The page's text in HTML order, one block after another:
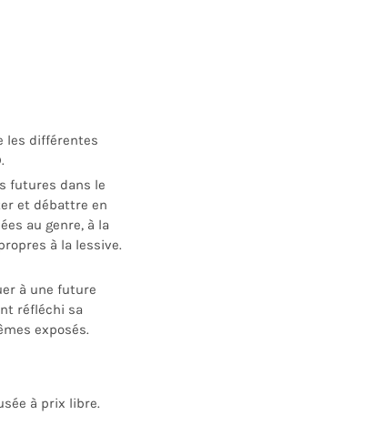
les différentes
futures dans le
et débattre en
au genre, à la
à la lessive.
à une future
réfléchi sa
exposés.
à prix libre.